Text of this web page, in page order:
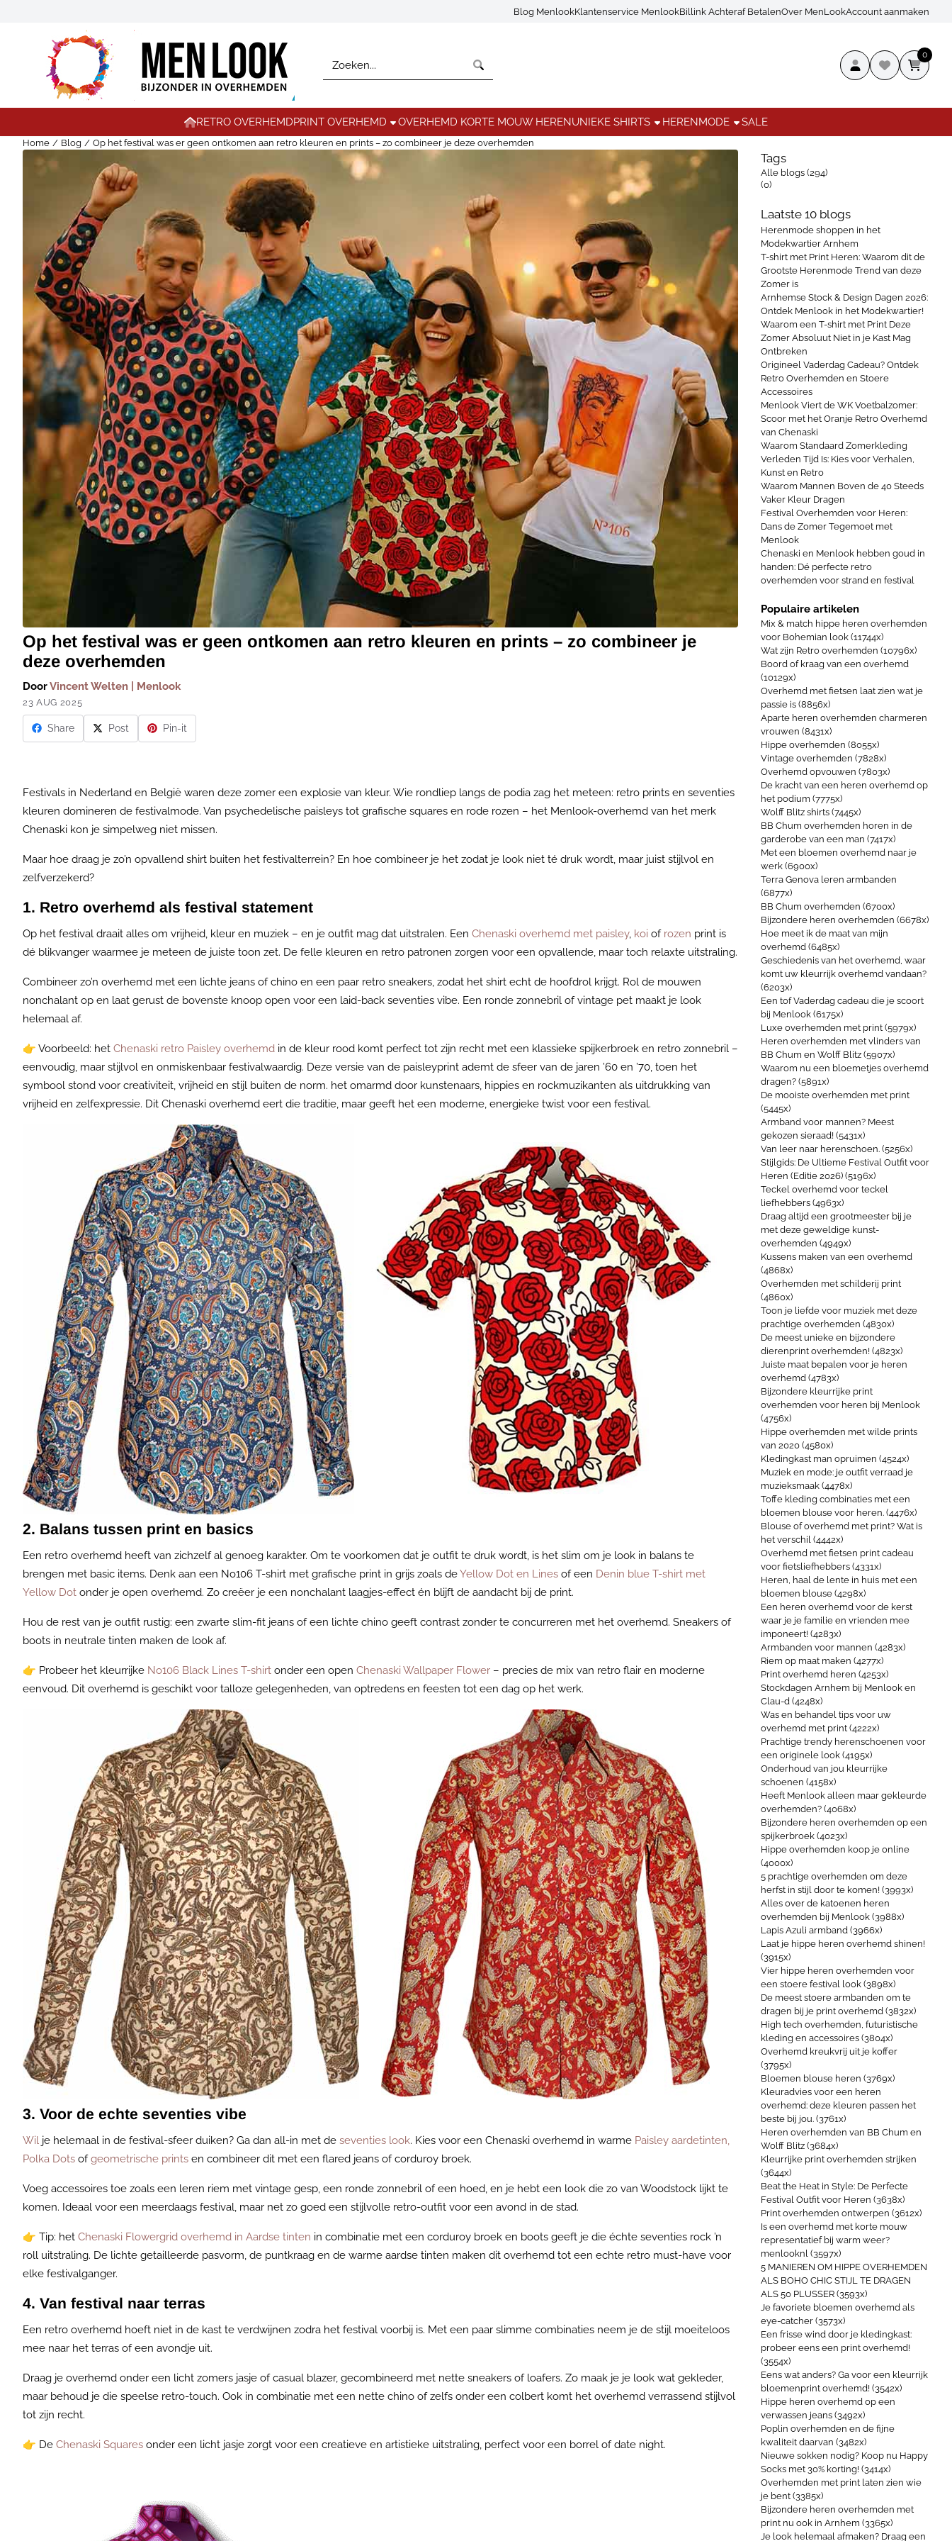
Blog MenlookKlantenservice MenlookBillink Achteraf BetalenOver MenLookAccount aanmaken
0
RETRO OVERHEMDPRINT OVERHEMD OVERHEMD KORTE MOUW HERENUNIEKE SHIRTS HERENMODE SALE
Home / Blog / Op het festival was er geen ontkomen aan retro kleuren en prints – zo combineer je deze overhemden
Op het festival was er geen ontkomen aan retro kleuren en prints – zo combineer je
deze overhemden
DoorVincent Welten | Menlook
23 AUG 2025
Share Post Pin-it
Festivals in Nederland en België waren deze zomer een explosie van kleur. Wie rondliep langs de podia zag het meteen: retro prints en seventies
kleuren domineren de festivalmode. Van psychedelische paisleys tot grafische squares en rode rozen – het Menlook-overhemd van het merk
Chenaski kon je simpelweg niet missen.
Maar hoe draag je zo’n opvallend shirt buiten het festivalterrein? En hoe combineer je het zodat je look niet té druk wordt, maar juist stijlvol en
zelfverzekerd?
1. Retro overhemd als festival statement
Op het festival draait alles om vrijheid, kleur en muziek – en je outfit mag dat uitstralen. Een Chenaski overhemd met paisley, koi of rozen print is
dé blikvanger waarmee je meteen de juiste toon zet. De felle kleuren en retro patronen zorgen voor een opvallende, maar toch relaxte uitstraling.
Combineer zo’n overhemd met een lichte jeans of chino en een paar retro sneakers, zodat het shirt echt de hoofdrol krijgt. Rol de mouwen
nonchalant op en laat gerust de bovenste knoop open voor een laid-back seventies vibe. Een ronde zonnebril of vintage pet maakt je look
helemaal af.
👉 Voorbeeld: het Chenaski retro Paisley overhemd in de kleur rood komt perfect tot zijn recht met een klassieke spijkerbroek en retro zonnebril –
eenvoudig, maar stijlvol en onmiskenbaar festivalwaardig. Deze versie van de paisleyprint ademt de sfeer van de jaren ’60 en ’70, toen het
symbool stond voor creativiteit, vrijheid en stijl buiten de norm. het omarmd door kunstenaars, hippies en rockmuzikanten als uitdrukking van
vrijheid en zelfexpressie. Dit Chenaski overhemd eert die traditie, maar geeft het een moderne, energieke twist voor een festival.
2. Balans tussen print en basics
Een retro overhemd heeft van zichzelf al genoeg karakter. Om te voorkomen dat je outfit te druk wordt, is het slim om je look in balans te
brengen met basic items. Denk aan een No106 T-shirt met grafische print in grijs zoals deYellow Dot en Lines of een Denin blue T-shirt met
Yellow Dot onder je open overhemd. Zo creëer je een nonchalant laagjes-effect én blijft de aandacht bij de print.
Hou de rest van je outfit rustig: een zwarte slim-fit jeans of een lichte chino geeft contrast zonder te concurreren met het overhemd. Sneakers of
boots in neutrale tinten maken de look af.
👉 Probeer het kleurrijke No106 Black Lines T-shirt onder een open Chenaski Wallpaper Flower – precies de mix van retro flair en moderne
eenvoud. Dit overhemd is geschikt voor talloze gelegenheden, van optredens en feesten tot een dag op het werk.
3. Voor de echte seventies vibe
Wil je helemaal in de festival-sfeer duiken? Ga dan all-in met de seventies look. Kies voor een Chenaski overhemd in warme Paisley aardetinten,
Polka Dots ofgeometrische prints en combineer dit met een flared jeans of corduroy broek.
Voeg accessoires toe zoals een leren riem met vintage gesp, een ronde zonnebril of een hoed, en je hebt een look die zo van Woodstock lijkt te
komen. Ideaal voor een meerdaags festival, maar net zo goed een stijlvolle retro-outfit voor een avond in de stad.
👉 Tip: het Chenaski Flowergrid overhemd in Aardse tinten in combinatie met een corduroy broek en boots geeft je die échte seventies rock ’n
roll uitstraling. De lichte getailleerde pasvorm, de puntkraag en de warme aardse tinten maken dit overhemd tot een echte retro must-have voor
elke festivalganger.
4. Van festival naar terras
Een retro overhemd hoeft niet in de kast te verdwijnen zodra het festival voorbij is. Met een paar slimme combinaties neem je de stijl moeiteloos
mee naar het terras of een avondje uit.
Draag je overhemd onder een licht zomers jasje of casual blazer, gecombineerd met nette sneakers of loafers. Zo maak je je look wat gekleder,
maar behoud je die speelse retro-touch. Ook in combinatie met een nette chino of zelfs onder een colbert komt het overhemd verrassend stijlvol
tot zijn recht.
👉 De Chenaski Squares onder een licht jasje zorgt voor een creatieve en artistieke uitstraling, perfect voor een borrel of date night.
Tags
Alle blogs (294)
(0)
Laatste 10 blogs
Herenmode shoppen in het
Modekwartier Arnhem
T-shirt met Print Heren: Waarom dit de
Grootste Herenmode Trend van deze
Zomer is
Arnhemse Stock & Design Dagen 2026:
Ontdek Menlook in het Modekwartier!
Waarom een T-shirt met Print Deze
Zomer Absoluut Niet in je Kast Mag
Ontbreken
Origineel Vaderdag Cadeau? Ontdek
Retro Overhemden en Stoere
Accessoires
Menlook Viert de WK Voetbalzomer:
Scoor met het Oranje Retro Overhemd
van Chenaski
Waarom Standaard Zomerkleding
Verleden Tijd Is: Kies voor Verhalen,
Kunst en Retro
Waarom Mannen Boven de 40 Steeds
Vaker Kleur Dragen
Festival Overhemden voor Heren:
Dans de Zomer Tegemoet met
Menlook
Chenaski en Menlook hebben goud in
handen: Dé perfecte retro
overhemden voor strand en festival
Populaire artikelen
Mix & match hippe heren overhemden
voor Bohemian look (11744x)
Wat zijn Retro overhemden (10796x)
Boord of kraag van een overhemd
(10129x)
Overhemd met fietsen laat zien wat je
passie is (8856x)
Aparte heren overhemden charmeren
vrouwen (8431x)
Hippe overhemden (8055x)
Vintage overhemden (7828x)
Overhemd opvouwen (7803x)
De kracht van een heren overhemd op
het podium (7775x)
Wolff Blitz shirts (7445x)
BB Chum overhemden horen in de
garderobe van een man (7417x)
Met een bloemen overhemd naar je
werk (6900x)
Terra Genova leren armbanden
(6877x)
BB Chum overhemden (6700x)
Bijzondere heren overhemden (6678x)
Hoe meet ik de maat van mijn
overhemd (6485x)
Geschiedenis van het overhemd, waar
komt uw kleurrijk overhemd vandaan?
(6203x)
Een tof Vaderdag cadeau die je scoort
bij Menlook (6175x)
Luxe overhemden met print (5979x)
Heren overhemden met vlinders van
BB Chum en Wolff Blitz (5907x)
Waarom nu een bloemetjes overhemd
dragen? (5891x)
De mooiste overhemden met print
(5445x)
Armband voor mannen? Meest
gekozen sieraad! (5431x)
Van leer naar herenschoen. (5256x)
Stijlgids: De Ultieme Festival Outfit voor
Heren (Editie 2026) (5196x)
Teckel overhemd voor teckel
liefhebbers (4963x)
Draag altijd een grootmeester bij je
met deze geweldige kunst-
overhemden (4949x)
Kussens maken van een overhemd
(4868x)
Overhemden met schilderij print
(4860x)
Toon je liefde voor muziek met deze
prachtige overhemden (4830x)
De meest unieke en bijzondere
dierenprint overhemden! (4823x)
Juiste maat bepalen voor je heren
overhemd (4783x)
Bijzondere kleurrijke print
overhemden voor heren bij Menlook
(4756x)
Hippe overhemden met wilde prints
van 2020 (4580x)
Kledingkast man opruimen (4524x)
Muziek en mode: je outfit verraad je
muzieksmaak (4478x)
Toffe kleding combinaties met een
bloemen blouse voor heren. (4476x)
Blouse of overhemd met print? Wat is
het verschil (4442x)
Overhemd met fietsen print cadeau
voor fietsliefhebbers (4331x)
Heren, haal de lente in huis met een
bloemen blouse (4298x)
Een heren overhemd voor de kerst
waar je je familie en vrienden mee
imponeert! (4283x)
Armbanden voor mannen (4283x)
Riem op maat maken (4277x)
Print overhemd heren (4253x)
Stockdagen Arnhem bij Menlook en
Clau-d (4248x)
Was en behandel tips voor uw
overhemd met print (4222x)
Prachtige trendy herenschoenen voor
een originele look (4195x)
Onderhoud van jou kleurrijke
schoenen (4158x)
Heeft Menlook alleen maar gekleurde
overhemden? (4068x)
Bijzondere heren overhemden op een
spijkerbroek (4023x)
Hippe overhemden koop je online
(4000x)
5 prachtige overhemden om deze
herfst in stijl door te komen! (3993x)
Alles over de katoenen heren
overhemden bij Menlook (3988x)
Lapis Azuli armband (3966x)
Laat je hippe heren overhemd shinen!
(3915x)
Vier hippe heren overhemden voor
een stoere festival look (3898x)
De meest stoere armbanden om te
dragen bij je print overhemd (3832x)
High tech overhemden, futuristische
kleding en accessoires (3804x)
Overhemd kreukvrij uit je koffer
(3795x)
Bloemen blouse heren (3769x)
Kleuradvies voor een heren
overhemd: deze kleuren passen het
beste bij jou. (3761x)
Heren overhemden van BB Chum en
Wolff Blitz (3684x)
Kleurrijke print overhemden strijken
(3644x)
Beat the Heat in Style: De Perfecte
Festival Outfit voor Heren (3638x)
Print overhemden ontwerpen (3612x)
Is een overhemd met korte mouw
representatief bij warm weer?
menlooknl (3597x)
5 MANIEREN OM HIPPE OVERHEMDEN
ALS BOHO CHIC STIJL TE DRAGEN
ALS 50 PLUSSER (3593x)
Je favoriete bloemen overhemd als
eye-catcher (3573x)
Een frisse wind door je kledingkast:
probeer eens een print overhemd!
(3554x)
Eens wat anders? Ga voor een kleurrijk
bloemenprint overhemd! (3542x)
Hippe heren overhemd op een
verwassen jeans (3492x)
Poplin overhemden en de fijne
kwaliteit daarvan (3482x)
Nieuwe sokken nodig? Koop nu Happy
Socks met 30% korting! (3414x)
Overhemden met print laten zien wie
je bent (3385x)
Bijzondere heren overhemden met
print nu ook in Arnhem (3365x)
Je look helemaal afmaken? Draag een